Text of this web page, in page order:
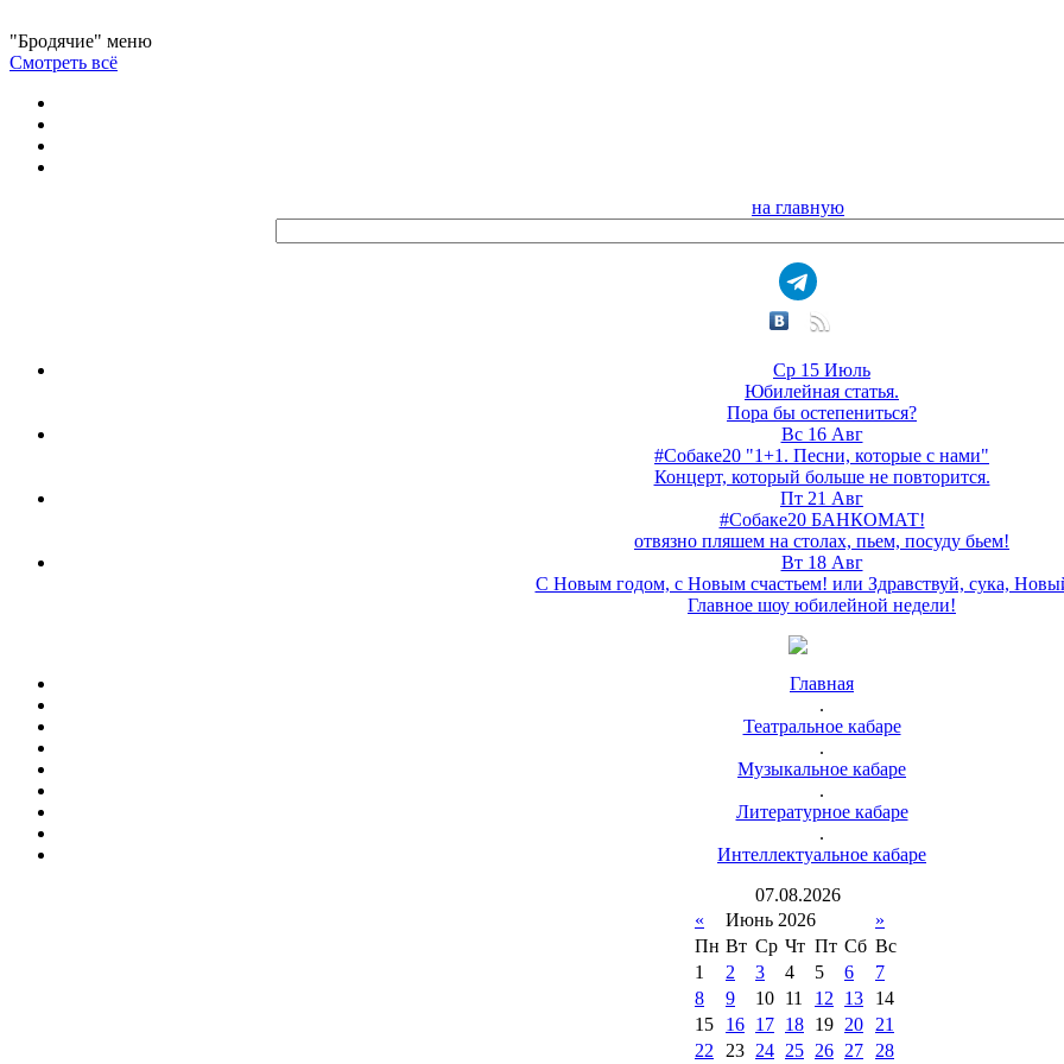
"Бродячие" меню
Смотреть всё
на главную
Ср 15 Июль
Юбилейная статья.
Пора бы остепениться?
Вс 16 Авг
#Собаке20 "1+1. Песни, которые с нами"
Концерт, который больше не повторится.
Пт 21 Авг
#Собаке20 БАНКОМАТ!
отвязно пляшем на столах, пьем, посуду бьем!
Вт 18 Авг
С Новым годом, с Новым счастьем! или Здравствуй, сука,
Главное шоу юбилейной недели!
Главная
.
Театральное кабаре
.
Музыкальное кабаре
.
Литературное кабаре
.
Интеллектуальное кабаре
07.08.2026
«
Июнь 2026
»
Пн Вт Ср Чт Пт Сб Вс
1
2 3 4 5 6
7
8
9 10 11 12 13
14
15
16 17 18 19 20
21
22
23 24 25 26 27 28